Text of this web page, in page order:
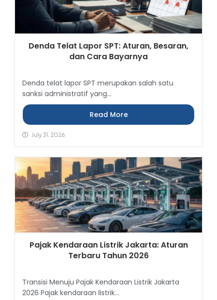
Denda Telat Lapor SPT: Aturan, Besaran,
dan Cara Bayarnya
Denda telat lapor SPT merupakan salah satu
sanksi administratif yang...
Read More
July 31, 2026
Pajak Kendaraan Listrik Jakarta: Aturan
Terbaru Tahun 2026
Transisi Menuju Pajak Kendaraan Listrik Jakarta
2026 Pajak kendaraan listrik...